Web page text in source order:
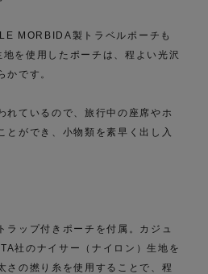
MORBIDA製トラベルポーチも
を使用したポーチは、程よい光沢
かです。
れているので、旅行中の座席やホ
とができ、小物類を素早く出し入
ラップ付きポーチを付属。カジュ
社のナイサー（ナイロン）生地を
さの撚り糸を使用することで、程